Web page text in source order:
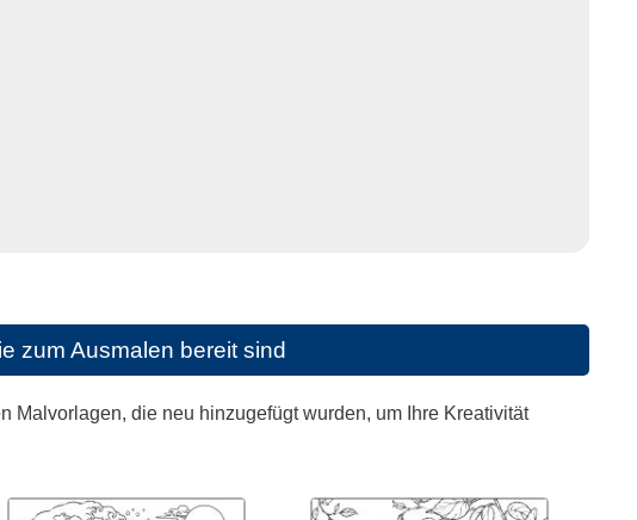
zum Ausmalen bereit sind
Malvorlagen, die neu hinzugefügt wurden, um Ihre Kreativität